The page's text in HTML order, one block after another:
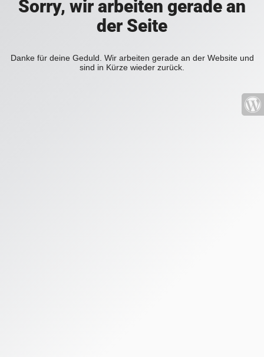
Sorry, wir arbeiten gerade an
der Seite
Danke für deine Geduld. Wir arbeiten gerade an der Website und
sind in Kürze wieder zurück.